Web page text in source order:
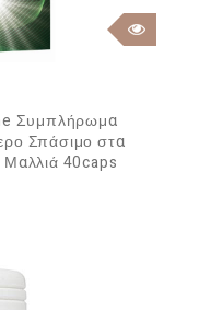
Συμπλήρωμα
Σπάσιμο στα
40caps